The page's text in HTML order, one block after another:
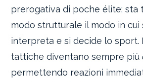
prerogativa di poche élite: sta
modo strutturale il modo in cui
interpreta e si decide lo sport.
tattiche diventano sempre più
permettendo reazioni